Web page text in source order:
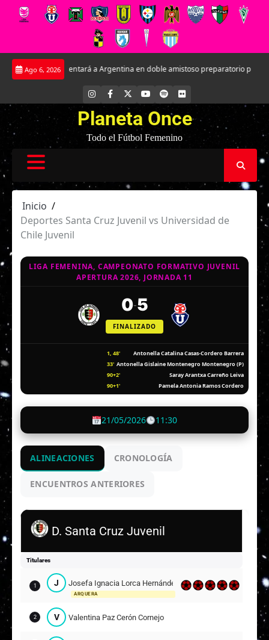
Saltar
Ago 6, 2026
Sub-17 enfrentará a Argentina en doble amistoso preparatorio para el
INSTAGRAM
FACEBOOK YOUTUBE
SPOTIFYFLICKR
Planeta Once
Todo el Fútbol Femenino
Inicio
Deportes Santa Cruz Juvenil vs Universidad de
Chile Juvenil
LIGA FEMENINA, CAMPEONATO FORMATIVO JUVENIL
APERTURA 2026, JORNADA 11
0-5
FINALIZADO
1, 48'
Antonella Catalina Casas-Cordero Barrera
33' Antonella Gislaine Montenegro Montenegro (P)
90+2'
Saray Arantxa Carreño Leiva
90+1'
Pamela Antonia Ramos Cordero
21/05/2026 11:30
ALINEACIONES CRONOLOGÍA
ENCUENTROS ANTERIORES
D. Santa Cruz Juvenil
Titulares
1 J Josefa Ignacia Lorca Hernández
ARQUERA
2 V Valentina Paz Cerón Cornejo